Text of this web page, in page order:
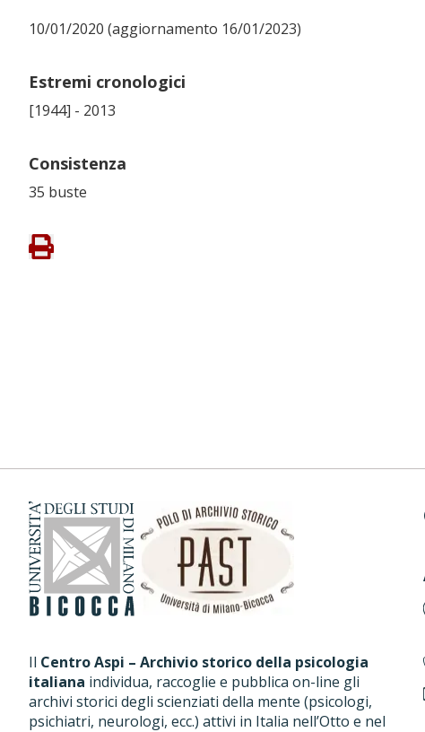
10/01/2020 (aggiornamento 16/01/2023)
Estremi cronologici
[1944] - 2013
Consistenza
35 buste
Il Centro Aspi – Archivio storico della psicologia
italiana individua, raccoglie e pubblica on-line gli
archivi storici degli scienziati della mente (psicologi,
psichiatri, neurologi, ecc.) attivi in Italia nell’Otto e nel